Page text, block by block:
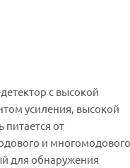
с высокой
усиления, высокой
от
и многомодового
для обнаружения